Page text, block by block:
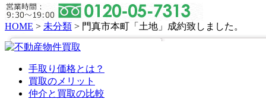
HOME > 未分類 > 門真市本町「土地」成約致しました。
手取り価格とは？
買取のメリット
仲介と買取の比較